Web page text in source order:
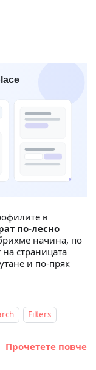
в
по-лесно
начина, по
страницата
и по-пряк
Filters
Прочетете повче